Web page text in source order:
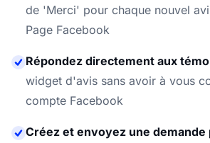
de 'Merci' pour chaque nouvel
Page Facebook
Répondez directement aux
widget d'avis sans avoir à vous
compte Facebook
Créez et envoyez une demande